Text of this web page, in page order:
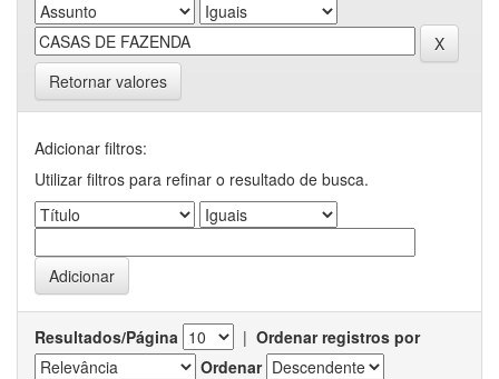
Retornar valores
Adicionar filtros:
Utilizar filtros para refinar o resultado de busca.
Resultados/Página | Ordenar registros por
Ordenar